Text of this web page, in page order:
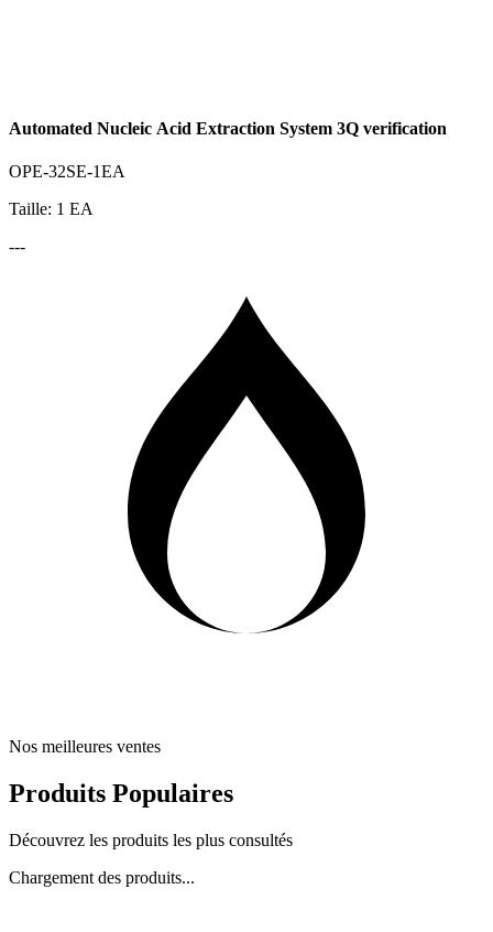
Automated Nucleic Acid Extraction System 3Q verification
OPE-32SE-1EA
Taille: 1 EA
---
Nos meilleures ventes
Produits Populaires
Découvrez les produits les plus consultés
Chargement des produits...